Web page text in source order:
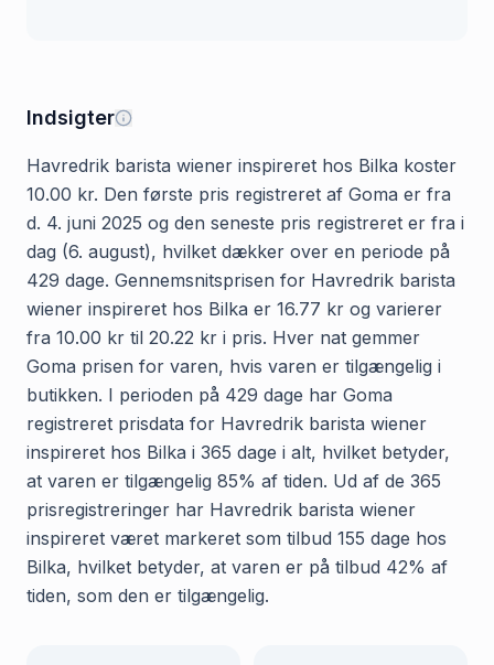
Indsigter
Havredrik barista wiener inspireret hos Bilka koster
10.00 kr. Den første pris registreret af Goma er fra
d. 4. juni 2025 og den seneste pris registreret er fra i
dag (6. august), hvilket dækker over en periode på
429 dage. Gennemsnitsprisen for Havredrik barista
wiener inspireret hos Bilka er 16.77 kr og varierer
fra 10.00 kr til 20.22 kr i pris. Hver nat gemmer
Goma prisen for varen, hvis varen er tilgængelig i
butikken. I perioden på 429 dage har Goma
registreret prisdata for Havredrik barista wiener
inspireret hos Bilka i 365 dage i alt, hvilket betyder,
at varen er tilgængelig 85% af tiden. Ud af de 365
prisregistreringer har Havredrik barista wiener
inspireret været markeret som tilbud 155 dage hos
Bilka, hvilket betyder, at varen er på tilbud 42% af
tiden, som den er tilgængelig.